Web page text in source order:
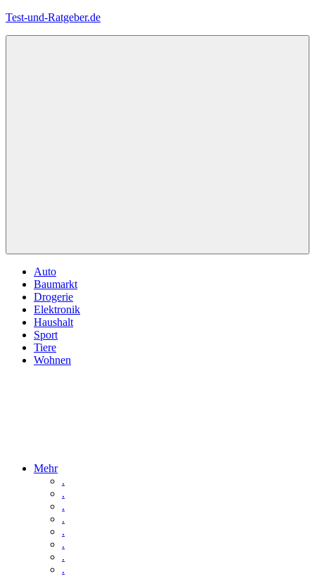
Zum
Test-und-Ratgeber.de
Auto
Baumarkt
Drogerie
Elektronik
Haushalt
Sport
Tiere
Wohnen
Mehr
.
.
.
.
.
.
.
.